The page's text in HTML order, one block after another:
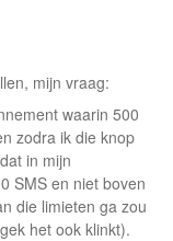
mijn vraag:
waarin 500
zodra ik die knop
in mijn
SMS en niet boven
die limieten ga zou
het ook klinkt).